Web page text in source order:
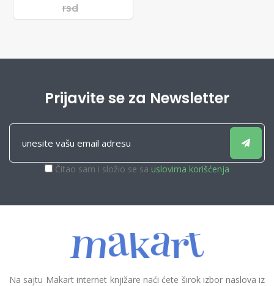
rsd
Prijavite se za Newsletter
Čitao sam i složio se sa uslovima korišćenja
Na sajtu Makart internet knjižare naći ćete širok izbor naslova iz